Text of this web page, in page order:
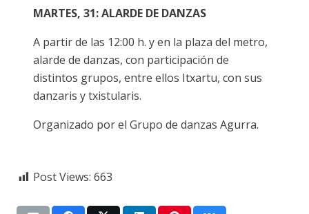
MARTES, 31: ALARDE DE DANZAS
A partir de las 12:00 h. y en la plaza del metro,
alarde de danzas, con participación de
distintos grupos, entre ellos Itxartu, con sus
danzaris y txistularis.
Organizado por el Grupo de danzas Agurra.
Post Views: 663